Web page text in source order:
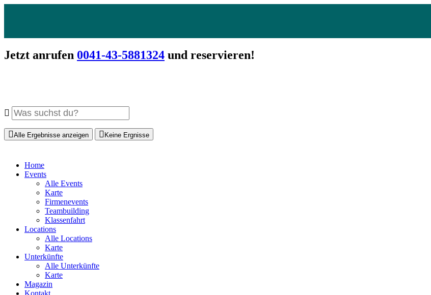
Jetzt anrufen 0041-43-5881324 und reservieren!
Alle Ergebnisse anzeigen Keine Ergnisse
Home
Events
Alle Events
Karte
Firmenevents
Teambuilding
Klassenfahrt
Locations
Alle Locations
Karte
Unterkünfte
Alle Unterkünfte
Karte
Magazin
Kontakt